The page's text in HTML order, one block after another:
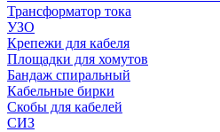
Трансформатор тока
УЗО
Крепежи для кабеля
Площадки для хомутов
Бандаж спиральный
Кабельные бирки
Cкобы для кабелей
СИЗ